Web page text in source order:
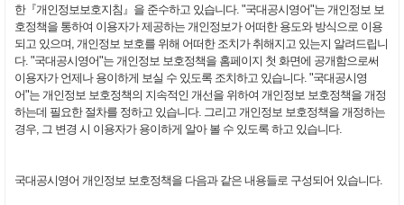
한『개인정보보호지침』을 준수하고 있습니다. "국대공시영어"는 개인정보 보
호정책을 통하여 이용자가 제공하는 개인정보가 어떠한 용도와 방식으로 이용
되고 있으며, 개인정보 보호를 위해 어떠한 조치가 취해지고 있는지 알려드립니
다. "국대공시영어"는 개인정보 보호정책을 홈페이지 첫 화면에 공개함으로써
이용자가 언제나 용이하게 보실 수 있도록 조치하고 있습니다. "국대공시영
어"는 개인정보 보호정책의 지속적인 개선을 위하여 개인정보 보호정책을 개정
하는데 필요한 절차를 정하고 있습니다. 그리고 개인정보 보호정책을 개정하는
경우, 그 변경 시 이용자가 용이하게 알아 볼 수 있도록 하고 있습니다.
국대공시영어 개인정보 보호정책을 다음과 같은 내용들로 구성되어 있습니다.